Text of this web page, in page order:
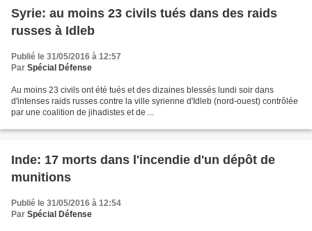
Syrie: au moins 23 civils tués dans des raids
russes à Idleb
Publié le 31/05/2016 à 12:57
Par Spécial Défense
Au moins 23 civils ont été tués et des dizaines blessés lundi soir dans
d'intenses raids russes contre la ville syrienne d'Idleb (nord-ouest) contrôlée
par une coalition de jihadistes et de ...
Inde: 17 morts dans l'incendie d'un dépôt de
munitions
Publié le 31/05/2016 à 12:54
Par Spécial Défense